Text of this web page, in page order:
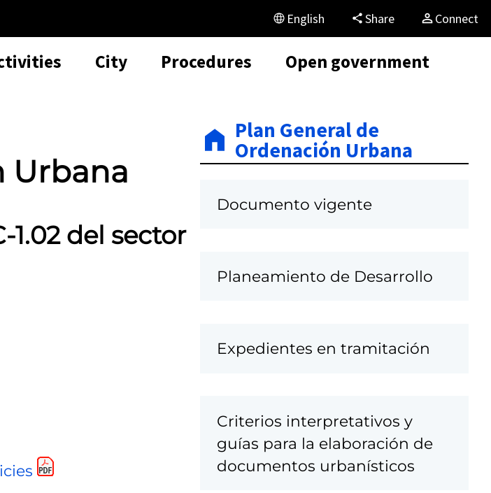
English Share Connect
City Procedures Open government
Urbana
1.02 del sector
Plan General de
Ordenación Urbana
Documento vigente
Planeamiento de Desarrollo
Expedientes en tramitación
Criterios interpretativos y
guías para la elaboración de
documentos urbanísticos